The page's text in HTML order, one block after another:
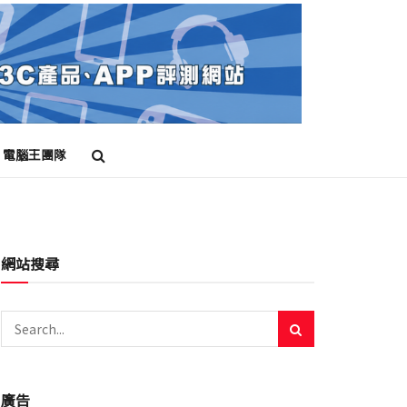
電腦王團隊
網站搜尋
廣告